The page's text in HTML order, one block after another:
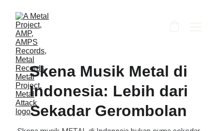
Skena Musik Metal di
Indonesia: Lebih dari
Sekadar Gerombolan